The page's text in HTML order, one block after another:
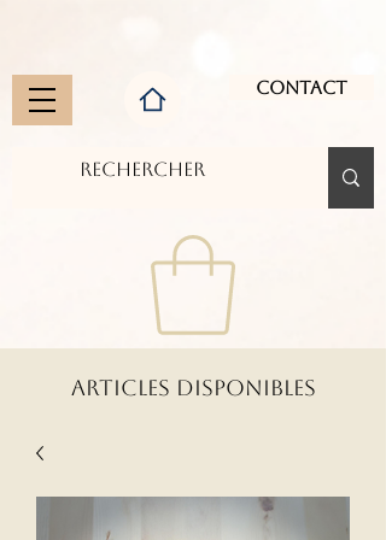
Contact
ARTICLES DISPONIBLES